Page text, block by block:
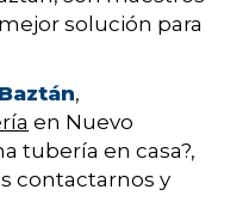
solución para
,
en Nuevo
tubería en casa?,
contactarnos y